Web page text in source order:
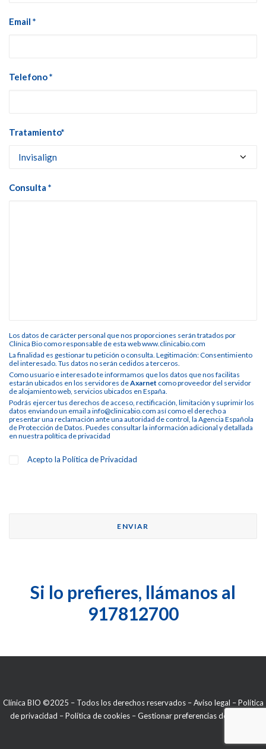
Email *
Telefono *
Tratamiento*
Consulta *
Los datos de carácter personal que nos proporciones serán tratados por
Clínica Bio como responsable de esta web www.clinicabio.com
La finalidad es gestionar tu petición o consulta. Legitimación: Consentimiento
del interesado. Tus datos no serán cedidos a terceros.
Como usuario e interesado te informamos que los datos que nos facilitas
estarán ubicados en los servidores deAxarnet como proveedor del servidor
de alojamiento web, servicios ubicados en España.
Podrás ejercer tus derechos de acceso, rectificación, limitación y suprimir los
datos enviando un email a info@clinicabio.com así como el derecho a
presentar una reclamación ante una autoridad de control, la Agencia Española
de Protección de Datos. Puedes consultar la información adicional y detallada
en nuestra política de privacidad
Acepto laPolítica de Privacidad
Si lo prefieres, llámanos al
917812700
Clínica BIO ©2025 – Todos los derechos reservados –Aviso legal –Política
de privacidad –Política de cookies –Gestionar preferencias de cookies